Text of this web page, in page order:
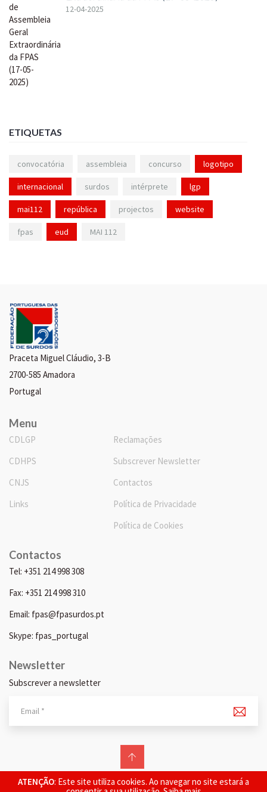
ATENÇÃO: Este site utiliza cookies. Ao navegar no site estará a
12-04-2025
ETIQUETAS
convocatória assembleia concurso logotipo
internacional surdos intérprete lgp
mai112 república projectos website
fpas eud MAI 112
Praceta Miguel Cláudio, 3-B
2700-585 Amadora
Portugal
Menu
CDLGP
CDHPS
CNJS
Links
Reclamações
Subscrever Newsletter
Contactos
Política de Privacidade
Política de Cookies
Contactos
Tel: +351 214 998 308
Fax: +351 214 998 310
Email: fpas@fpasurdos.pt
Skype: fpas_portugal
Newsletter
Subscrever a newsletter
© 2026 FPAS. Todos os direitos reservados.